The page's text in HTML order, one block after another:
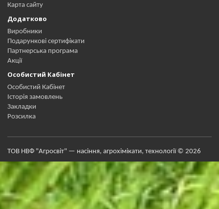
Карта сайту
Додатково
Виробники
Подарункові сертифікати
Партнерська програма
Акції
Особистий Кабінет
Особистий Кабінет
Історія замовлень
Закладки
Розсилка
ТОВ НВФ "Агросвіт" — насіння, агрохімікати, технології © 2026